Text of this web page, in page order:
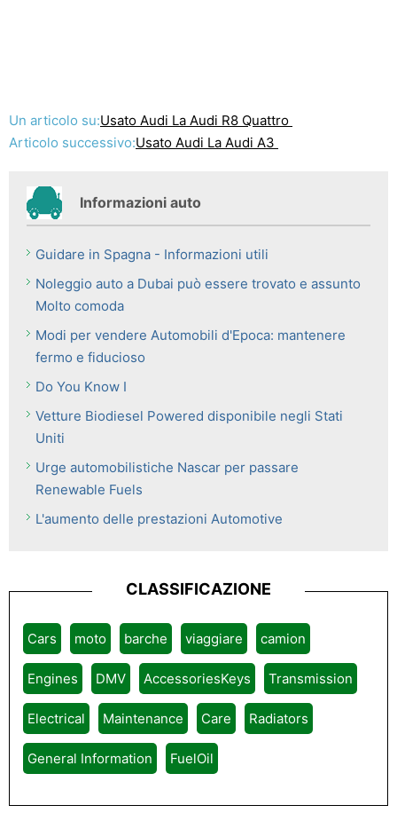
Un articolo su:Usato Audi La Audi R8 Quattro
Articolo successivo:Usato Audi La Audi A3
Informazioni auto
Guidare in Spagna - Informazioni utili
Noleggio auto a Dubai può essere trovato e assunto
Molto comoda
Modi per vendere Automobili d'Epoca: mantenere
fermo e fiducioso
Do You Know I
Vetture Biodiesel Powered disponibile negli Stati
Uniti
Urge automobilistiche Nascar per passare
Renewable Fuels
L'aumento delle prestazioni Automotive
CLASSIFICAZIONE
Cars moto barche viaggiare camion
Engines DMV AccessoriesKeys Transmission
Electrical Maintenance Care Radiators
General Information FuelOil